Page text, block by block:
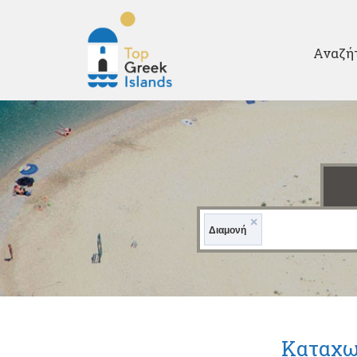
Top
Greek
Islands
×
Διαμονή